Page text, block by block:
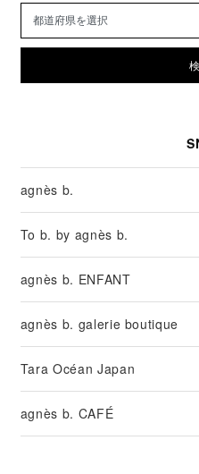
agnès b.
To b. by agnès b.
agnès b. ENFANT
agnès b. galerie boutique
Tara Océan Japan
agnès b. CAFÉ